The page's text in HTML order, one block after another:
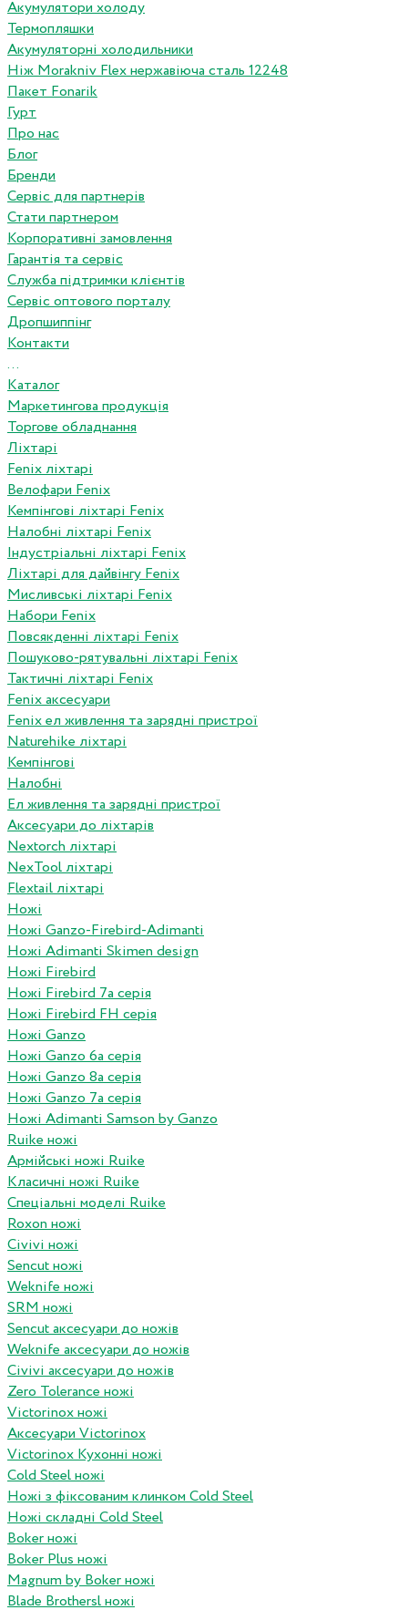
Акумулятори холоду
Термопляшки
Акумуляторні холодильники
Ніж Morakniv Flex нержавіюча сталь 12248
Пакет Fonarik
Гурт
Про нас
Блог
Бренди
Сервіс для партнерів
Стати партнером
Корпоративні замовлення
Гарантія та сервіс
Служба підтримки клієнтів
Сервіс оптового порталу
Дропшиппінг
Контакти
...
Каталог
Маркетингова продукція
Торгове обладнання
Ліхтарі
Fenix ліхтарі
Велофари Fenix
Кемпінгові ліхтарі Fenix
Налобні ліхтарі Fenix
Індустріальні ліхтарі Fenix
Ліхтарі для дайвінгу Fenix
Мисливські ліхтарі Fenix
Набори Fenix
Повсякденні ліхтарі Fenix
Пошуково-рятувальні ліхтарі Fenix
Тактичні ліхтарі Fenix
Fenix аксесуари
Fenix ел живлення та зарядні пристрої
Naturehike ліхтарі
Кемпінгові
Налобні
Ел живлення та зарядні пристрої
Аксесуари до ліхтарів
Nextorch ліхтарі
NexTool ліхтарі
Flextail ліхтарі
Ножі
Ножі Ganzo-Firebird-Adimanti
Ножі Adimanti Skimen design
Ножі Firebird
Ножі Firebird 7а серія
Ножі Firebird FH серія
Ножі Ganzo
Ножі Ganzo 6а серія
Ножі Ganzo 8а серія
Ножі Ganzo 7а серія
Ножі Adimanti Samson by Ganzo
Ruike ножі
Армійські ножі Ruike
Класичні ножі Ruike
Спеціальні моделі Ruike
Roxon ножi
Civivi ножі
Sencut ножі
Weknife ножі
SRM ножі
Sencut аксесуари до ножів
Weknife аксесуари до ножів
Civivi аксесуари до ножів
Zero Tolerance ножі
Victorinox ножі
Аксесуари Victorinox
Victorinox Кухонні ножі
Cold Steel ножі
Ножі з фіксованим клинком Cold Steel
Ножі складні Cold Steel
Boker ножі
Boker Plus ножі
Magnum by Boker ножі
Blade Brothersl ножі